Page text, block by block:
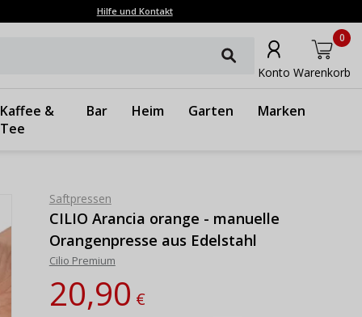
Hilfe und Kontakt
Konto Warenkorb
0
Kaffee &
Tee
Bar Heim Garten Marken
Saftpressen
CILIO Arancia orange - manuelle
Orangenpresse aus Edelstahl
Cilio Premium
20,90€